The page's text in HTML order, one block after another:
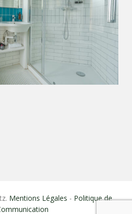
Mentions Légales - Politique de